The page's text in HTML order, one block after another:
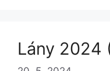
Lány 2024